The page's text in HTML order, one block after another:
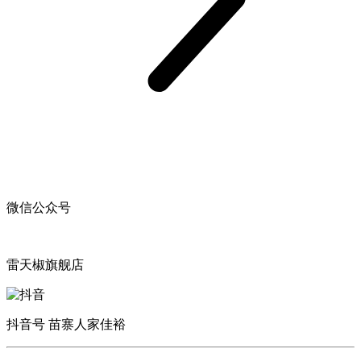
微信公众号
雷天椒旗舰店
抖音号 苗寨人家佳裕